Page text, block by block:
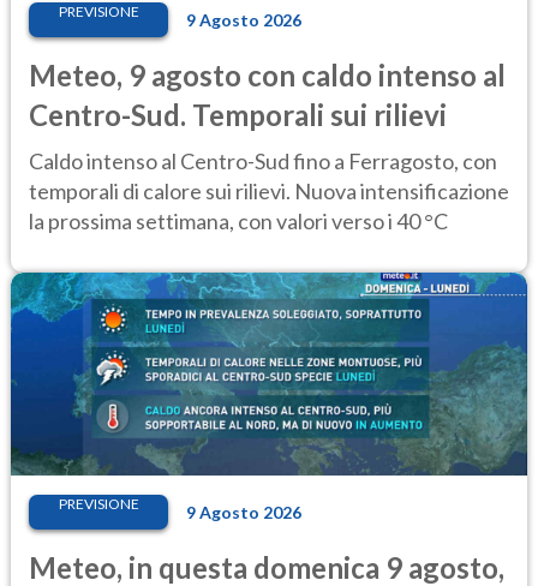
PREVISIONE 9 Agosto 2026
Meteo, 9 agosto con caldo intenso al
Centro-Sud. Temporali sui rilievi
Caldo intenso al Centro-Sud fino a Ferragosto, con
temporali di calore sui rilievi. Nuova intensificazione
la prossima settimana, con valori verso i 40 °C
PREVISIONE 9 Agosto 2026
Meteo, in questa domenica 9 agosto,